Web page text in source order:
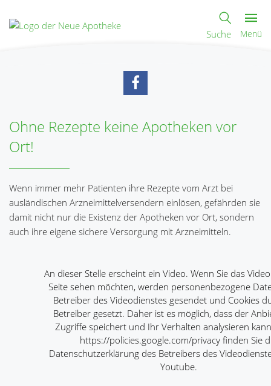
Suche Menü
Ohne Rezepte keine Apotheken vor
Ort!
Wenn immer mehr Patienten ihre Rezepte vom Arzt bei
ausländischen Arzneimittelversendern einlösen, gefährden sie
damit nicht nur die Existenz der Apotheken vor Ort, sondern
auch ihre eigene sichere Versorgung mit Arzneimitteln.
An dieser Stelle erscheint ein Video. Wenn Sie das
Seite sehen möchten, werden personenbezogene
Betreiber des Videodienstes gesendet und Cookies
Betreiber gesetzt. Daher ist es möglich, dass der
Zugriffe speichert und Ihr Verhalten analysieren
https://policies.google.com/privacy finden Sie
Datenschutzerklärung des Betreibers des
Youtube.